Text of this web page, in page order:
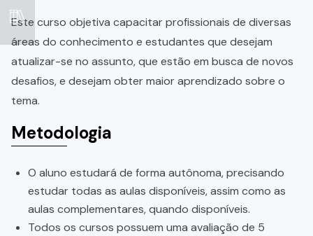
Este curso objetiva capacitar profissionais de diversas
áreas do conhecimento e estudantes que desejam
atualizar-se no assunto, que estão em busca de novos
desafios, e desejam obter maior aprendizado sobre o
tema.
Metodologia
O aluno estudará de forma autônoma, precisando
estudar todas as aulas disponíveis, assim como as
aulas complementares, quando disponíveis.
Todos os cursos possuem uma avaliação de 5